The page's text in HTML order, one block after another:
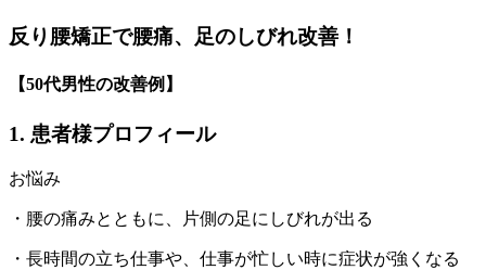
反り腰矯正で腰痛、足のしびれ改善！
【50代男性の改善例】
1. 患者様プロフィール
お悩み
・腰の痛みとともに、片側の足にしびれが出る
・長時間の立ち仕事や、仕事が忙しい時に症状が強くなる